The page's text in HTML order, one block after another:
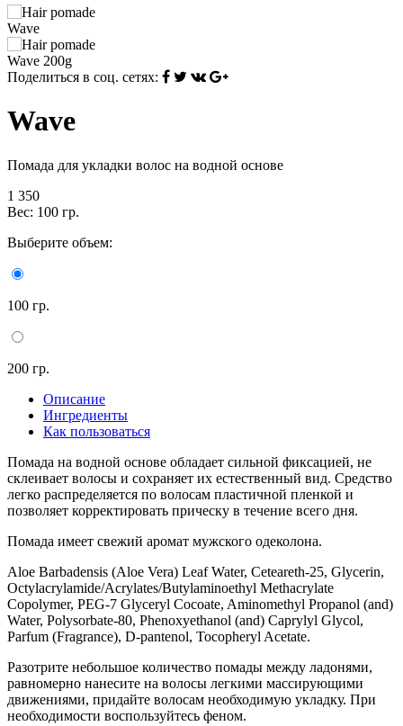
Поделиться в соц. сетях:
Wave
Помада для укладки волос на водной основе
1 350
Вес: 100 гр.
Выберите объем:
100 гр.
200 гр.
Описание
Ингредиенты
Как пользоваться
Помада на водной основе обладает сильной фиксацией, не
склеивает волосы и сохраняет их естественный вид. Средство
легко распределяется по волосам пластичной пленкой и
позволяет корректировать прическу в течение всего дня.
Помада имеет свежий аромат мужского одеколона.
Aloe Barbadensis (Aloe Vera) Leaf Water, Ceteareth-25, Glycerin,
Octylacrylamide/Acrylates/Butylaminoethyl Methacrylate
Copolymer, PEG-7 Glyceryl Cocoate, Aminomethyl Propanol (and)
Water, Polysorbate-80, Phenoxyethanol (and) Caprylyl Glycol,
Parfum (Fragrance), D-pantenol, Tocopheryl Acetate.
Разотрите небольшое количество помады между ладонями,
равномерно нанесите на волосы легкими массирующими
движениями, придайте волосам необходимую укладку. При
необходимости воспользуйтесь феном.